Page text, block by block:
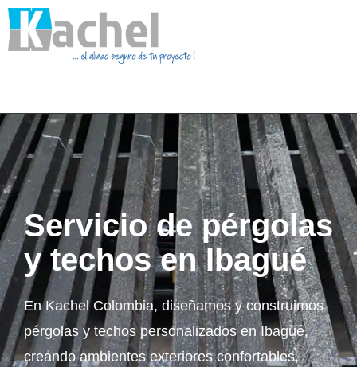
Servicio de pérgolas
y techos en Ibagué
En Kachel Colombia, diseñamos y construimos
pérgolas y techos personalizados en Ibagué,
creando ambientes exteriores confortables,